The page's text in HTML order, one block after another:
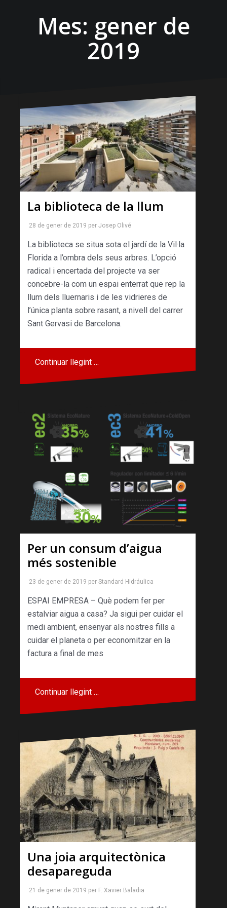
Mes: gener de
2019
La biblioteca de la llum
28 de gener de 2019 per Josep Olivé
La biblioteca se situa sota el jardí de la Vil·la
Florida a l’ombra dels seus arbres. L’opció
radical i encertada del projecte va ser
concebre-la com un espai enterrat que rep la
llum dels lluernaris i de les vidrieres de
l’única planta sobre rasant, a nivell del carrer
Sant Gervasi de Barcelona.
Continuar llegint …
Per un consum d’aigua
més sostenible
23 de gener de 2019 per Standard Hidráulica
ESPAI EMPRESA – Què podem fer per
estalviar aigua a casa? Ja sigui per cuidar el
medi ambient, ensenyar als nostres fills a
cuidar el planeta o per economitzar en la
factura a final de mes
Continuar llegint …
Una joia arquitectònica
desapareguda
21 de gener de 2019 per F. Xavier Baladia